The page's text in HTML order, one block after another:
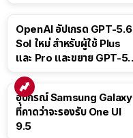
OpenAI อัปเกรด GPT-5.6
Sol ใหม่ สำหรับผู้ใช้ Plus
และ Pro และขยาย GPT-
อุปกรณ์ Samsung Galaxy
ที่คาดว่าจะรองรับ One UI
9.5